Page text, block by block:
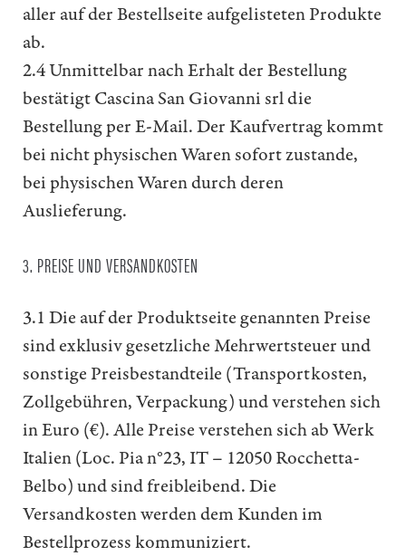
aller auf der Bestellseite aufgelisteten Produkte
ab.
2.4 Unmittelbar nach Erhalt der Bestellung
bestätigt Cascina San Giovanni srl die
Bestellung per E-Mail. Der Kaufvertrag kommt
bei nicht physischen Waren sofort zustande,
bei physischen Waren durch deren
Auslieferung.
3. PREISE UND VERSANDKOSTEN
3.1 Die auf der Produktseite genannten Preise
sind exklusiv gesetzliche Mehrwertsteuer und
sonstige Preisbestandteile (Transportkosten,
Zollgebühren, Verpackung) und verstehen sich
in Euro (€). Alle Preise verstehen sich ab Werk
Italien (Loc. Pia n°23, IT – 12050 Rocchetta-
Belbo) und sind freibleibend. Die
Versandkosten werden dem Kunden im
Bestellprozess kommuniziert.